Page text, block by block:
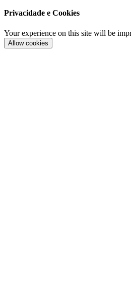
Privacidade e Cookies
Your experience on this site will be
Allow cookies